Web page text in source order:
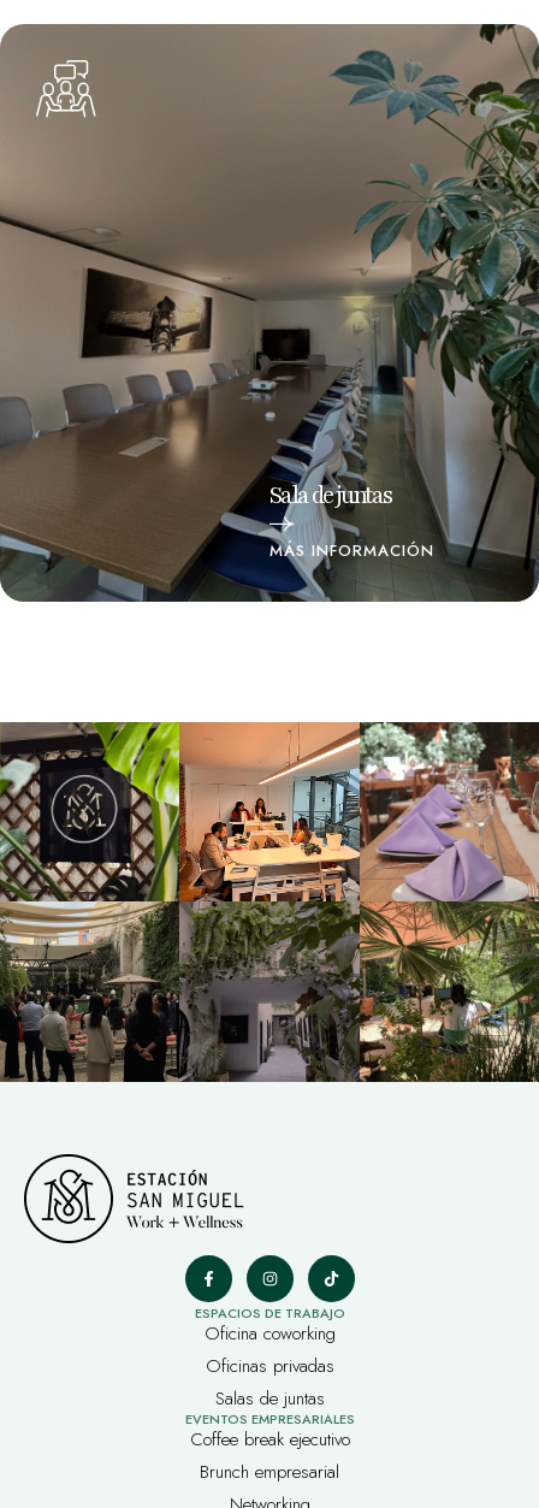
Sala de juntas
MÁS INFORMACIÓN
ESPACIOS DE TRABAJO
Oficina coworking
Oficinas privadas
Salas de juntas
EVENTOS EMPRESARIALES
Coffee break ejecutivo
Brunch empresarial